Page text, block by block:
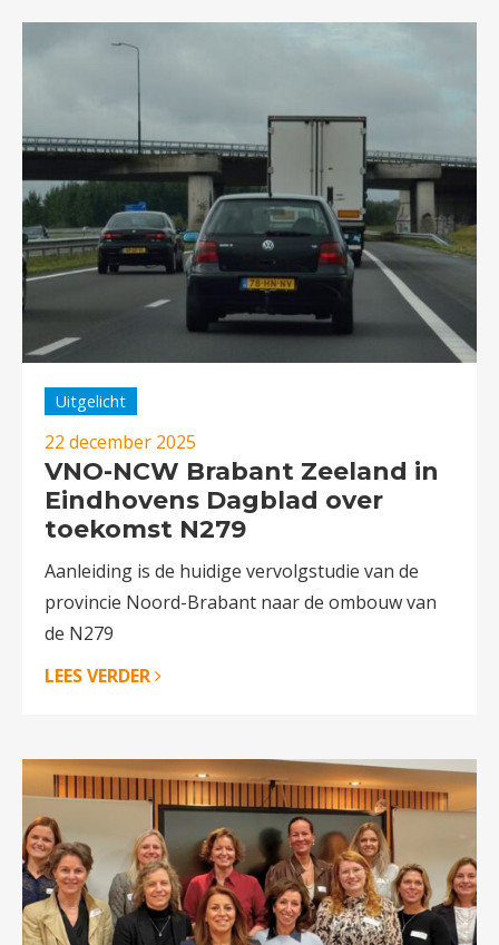
Uitgelicht
22 december 2025
VNO-NCW Brabant Zeeland in
Eindhovens Dagblad over
toekomst N279
Aanleiding is de huidige vervolgstudie van de
provincie Noord-Brabant naar de ombouw van
de N279
LEES VERDER